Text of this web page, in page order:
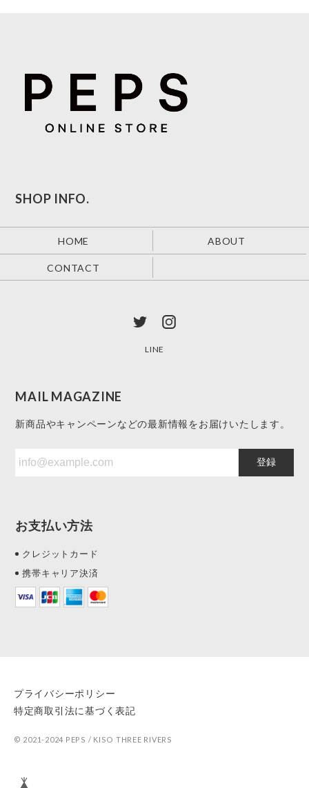
SHOP INFO.
HOME ABOUT
CONTACT
LINE
MAIL MAGAZINE
新商品やキャンペーンなどの最新情報をお届けいたします。
登録
お支払い方法
クレジットカード
携帯キャリア決済
プライバシーポリシー
特定商取引法に基づく表記
© 2021-2024 PEPS / KISO THREE RIVERS